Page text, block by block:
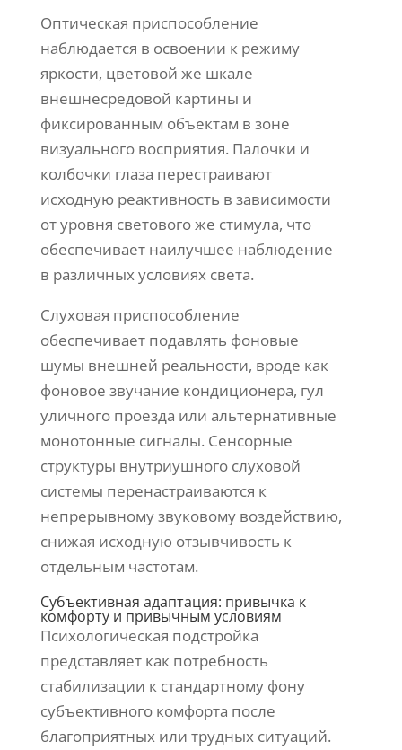
Оптическая приспособление
наблюдается в освоении к режиму
яркости, цветовой же шкале
внешнесредовой картины и
фиксированным объектам в зоне
визуального восприятия. Палочки и
колбочки глаза перестраивают
исходную реактивность в зависимости
от уровня светового же стимула, что
обеспечивает наилучшее наблюдение
в различных условиях света.
Слуховая приспособление
обеспечивает подавлять фоновые
шумы внешней реальности, вроде как
фоновое звучание кондиционера, гул
уличного проезда или альтернативные
монотонные сигналы. Сенсорные
структуры внутриушного слуховой
системы перенастраиваются к
непрерывному звуковому воздействию,
снижая исходную отзывчивость к
отдельным частотам.
Субъективная адаптация: привычка к
комфорту и привычным условиям
Психологическая подстройка
представляет как потребность
стабилизации к стандартному фону
субъективного комфорта после
благоприятных или трудных ситуаций.